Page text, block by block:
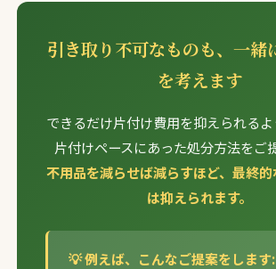
引き取り不可なものも、一緒
を考えます
できるだけ片付け費用を抑えられる
片付けペースにあった処分方法をご
不用品を減らせば減らすほど、最終
は抑えられます。
💡 例えば、こんなご提案をします: